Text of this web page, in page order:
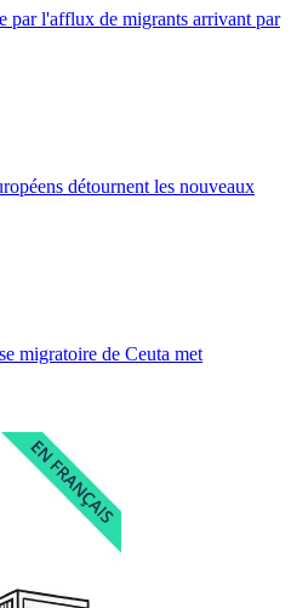
par l'afflux de migrants arrivant par
détournent les nouveaux
migratoire de Ceuta met